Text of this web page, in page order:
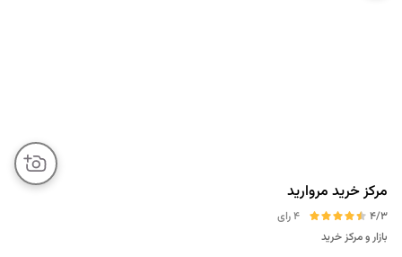
مرکز خرید مروارید
4/3
4 رای
بازار و مرکز خرید